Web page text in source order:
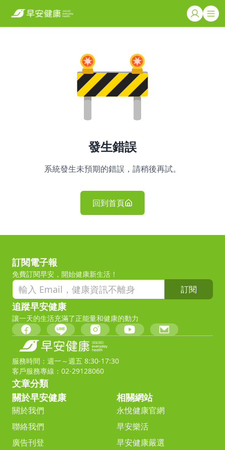
發生錯誤
系統發生未預期的錯誤，請稍後再試。
回到首頁
訂閱電子報
免費訂閱早安，開始健康新生活！
訂閱
追蹤早安健康
讓一天的生活充滿了正能量和健康的動力
服務時間：週一～週五 8:30-17:30
客戶服務專線：02-29128060
文章分類
關於早安健康
關於我們
聯絡我們
廣告刊登
相關網站
永悅健康官網
早安樂活
早安健康嚴選